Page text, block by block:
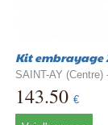
Kit embrayage
SAINT-AY (Centre)
143.50 €